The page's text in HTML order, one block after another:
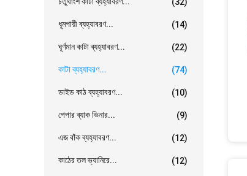
ধূমপায়ী ব্যহ্যাবরণ... (14)
ঘূর্ণমান কাটা ব্যহ্যাবরণ... (22)
কাটা ব্যহ্যাবরণ... (74)
ডাইড কাঠ ব্যহ্যাবরণ... (10)
পেপার ব্যাক ভিনার... (9)
এজ বাঁক ব্যহ্যাবরণ... (12)
কাঠের তল ভ্যানিরে... (12)